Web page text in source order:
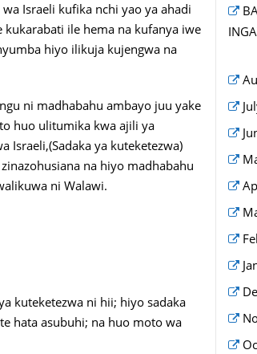
Israeli kufika nchi yao ya ahadi
ile hema na kufanya iwe
hiyo ilikuja kujengwa na
ni madhabahu ambayo juu yake
huo ulitumika kwa ajili ya
Israeli,(Sadaka ya kuteketezwa)
na hiyo madhabahu
ni Walawi.
kuteketezwa ni hii; hiyo sadaka
hata asubuhi; na huo moto wa